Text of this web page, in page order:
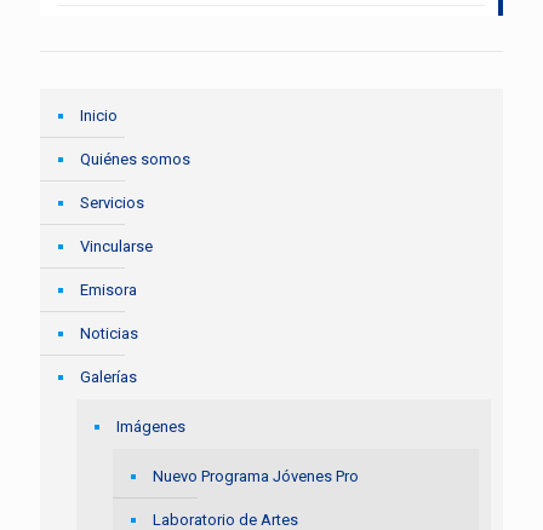
Inicio
Quiénes somos
Servicios
Vincularse
Emisora
Noticias
Galerías
Imágenes
Nuevo Programa Jóvenes Pro
Laboratorio de Artes